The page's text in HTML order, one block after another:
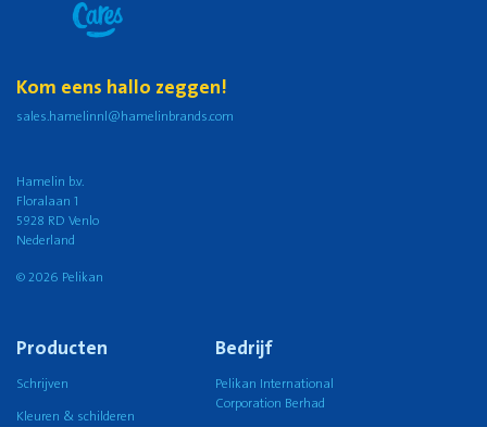
Kom eens hallo zeggen!
sales.hamelinnl@hamelinbrands.com
Hamelin b.v.
Floralaan 1
5928 RD Venlo
Nederland
© 2026 Pelikan
Producten
Schrijven
Kleuren & schilderen
Bedrijf
Pelikan International
Corporation Berhad